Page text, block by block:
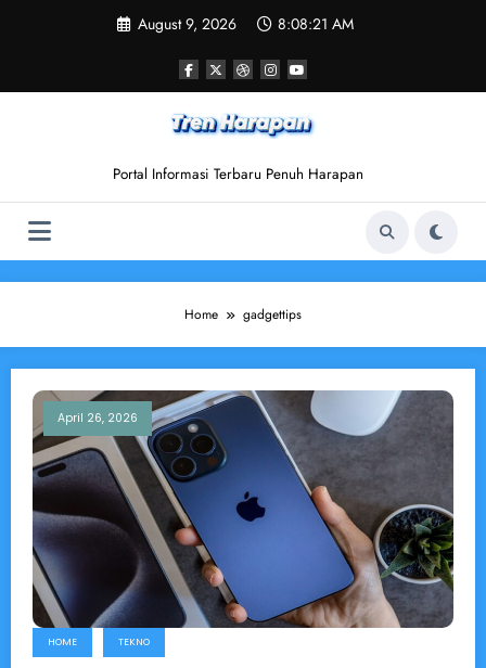
August 9, 2026 8:08:21 AM
Portal Informasi Terbaru Penuh Harapan
Home gadgettips
April 26, 2026
HOME TEKNO